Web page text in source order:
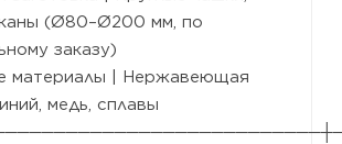
(Ø80–Ø200 мм, по
заказу)
материалы | Нержавеющая
медь, сплавы